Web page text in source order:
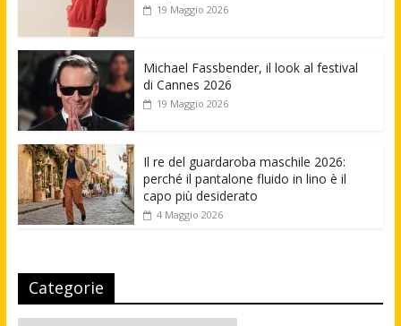
19 Maggio 2026
Michael Fassbender, il look al festival
di Cannes 2026
19 Maggio 2026
Il re del guardaroba maschile 2026:
perché il pantalone fluido in lino è il
capo più desiderato
4 Maggio 2026
Categorie